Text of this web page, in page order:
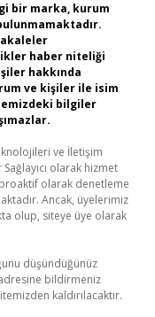
bir marka, kurum
haber niteliği
hakkında
ve kişiler ile isim
bilgiler
ve İletişim
olarak hizmet
olarak denetleme
Ancak, üyelerimiz
olup, siteye üye olarak
düşündüğünüz
bildirmeniz
kaldırılacaktır.